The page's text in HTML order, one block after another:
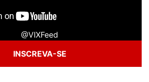
@VIXFeed
INSCREVA-SE